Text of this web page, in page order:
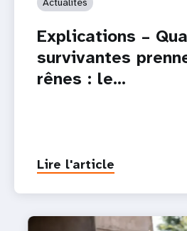
Explications –
survivantes
rênes : le…
Lire l'article